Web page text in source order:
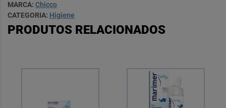
MARCA: Chicco
CATEGORIA: Higiene
PRODUTOS RELACIONADOS